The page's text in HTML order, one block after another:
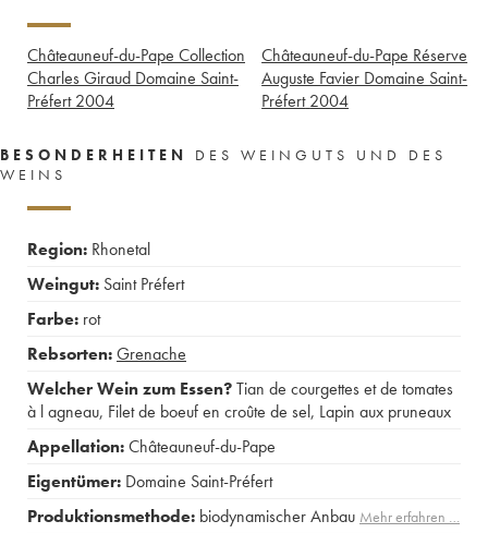
Châteauneuf-du-Pape Collection
Charles Giraud Domaine Saint-
Préfert 2004
Châteauneuf-du-Pape Réserve
Auguste Favier Domaine Saint-
Préfert 2004
BESONDERHEITEN
DES WEINGUTS UND DES
WEINS
Region: Rhonetal
Weingut: Saint Préfert
Farbe: rot
Rebsorten:Grenache
Welcher Wein zum Essen?Tian de courgettes et de tomates
à l agneau, Filet de boeuf en croûte de sel, Lapin aux pruneaux
Appellation:Châteauneuf-du-Pape
Eigentümer: Domaine Saint-Préfert
Produktionsmethode: biodynamischer Anbau Mehr erfahren …